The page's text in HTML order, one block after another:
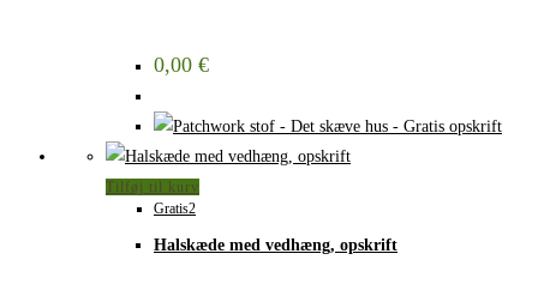
0,00 €
Tilføj til kurv
Gratis2
Halskæde med vedhæng, opskrift